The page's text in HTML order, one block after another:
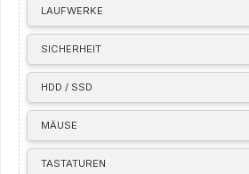
LAUFWERKE
SICHERHEIT
HDD / SSD
MÄUSE
TASTATUREN